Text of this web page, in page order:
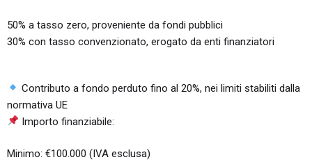
50% a tasso zero, proveniente da fondi pubblici
30% con tasso convenzionato, erogato da enti finanziatori
Contributo a fondo perduto fino al 20%, nei limiti stabiliti dalla
normativa UE
Importo finanziabile:
Minimo: €100.000 (IVA esclusa)